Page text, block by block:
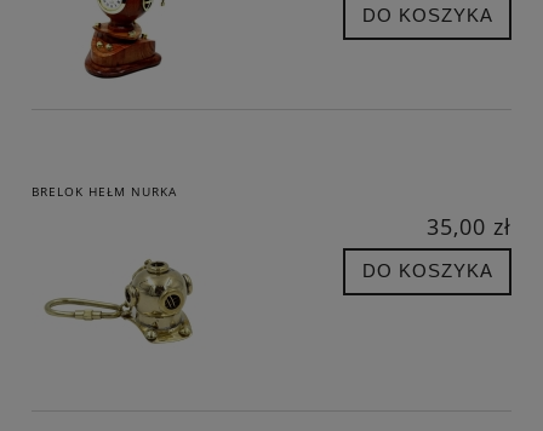
DO KOSZYKA
BRELOK HEŁM NURKA
35,00 zł
DO KOSZYKA